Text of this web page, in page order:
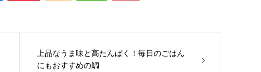
上品なうま味と高たんぱく！毎日のごはん
にもおすすめの鯛